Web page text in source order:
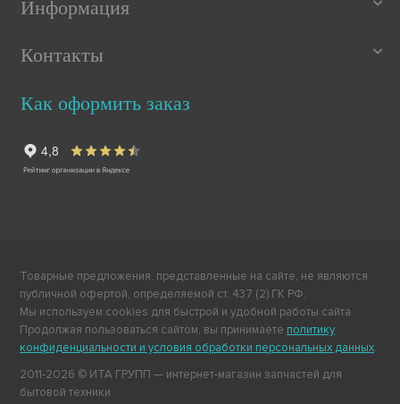
Информация
Контакты
Как оформить заказ
Товарные предложения, представленные на сайте, не являются
публичной офертой, определяемой ст. 437 (2) ГК РФ.
Мы используем cookies для быстрой и удобной работы сайта.
Продолжая пользоваться сайтом, вы принимаете политику
конфиденциальности и условия обработки персональных данных.
2011-2026 © ИТА ГРУПП — интернет-магазин запчастей для
бытовой техники .